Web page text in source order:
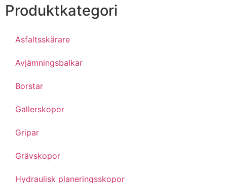
Produktkategori
Asfaltsskärare
Avjämningsbalkar
Borstar
Gallerskopor
Gripar
Grävskopor
Hydraulisk planeringsskopor